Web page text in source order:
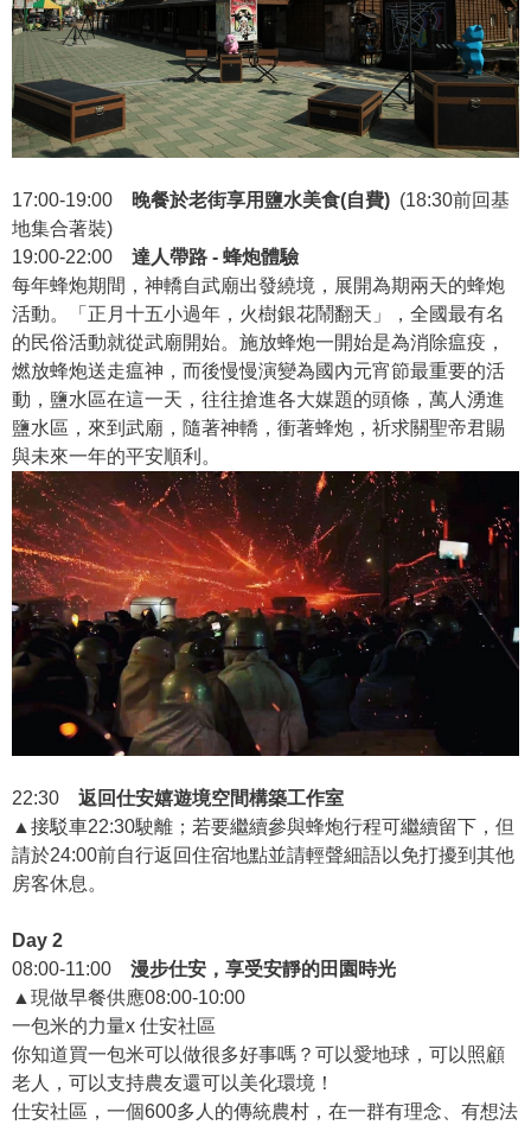
17:00-19:00 晚餐於老街享用鹽水美食(自費) (18:30前回基
地集合著裝)
19:00-22:00 達人帶路 - 蜂炮體驗
每年蜂炮期間，神轎自武廟出發繞境，展開為期兩天的蜂炮
活動。「正月十五小過年，火樹銀花鬧翻天」，全國最有名
的民俗活動就從武廟開始。施放蜂炮一開始是為消除瘟疫，
燃放蜂炮送走瘟神，而後慢慢演變為國內元宵節最重要的活
動，鹽水區在這一天，往往搶進各大媒題的頭條，萬人湧進
鹽水區，來到武廟，隨著神轎，衝著蜂炮，祈求關聖帝君賜
與未來一年的平安順利。
22:30 返回仕安嬉遊境空間構築工作室
▲接駁車22:30駛離；若要繼續參與蜂炮行程可繼續留下，但
請於24:00前自行返回住宿地點並請輕聲細語以免打擾到其他
房客休息。
Day 2
08:00-11:00 漫步仕安，享受安靜的田園時光
▲現做早餐供應08:00-10:00
一包米的力量x 仕安社區
你知道買一包米可以做很多好事嗎？可以愛地球，可以照顧
老人，可以支持農友還可以美化環境！
仕安社區，一個600多人的傳統農村，在一群有理念、有想法